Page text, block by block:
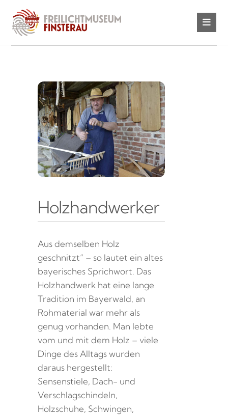
Holzhandwerker
Aus demselben Holz
geschnitzt“ – so lautet ein altes
bayerisches Sprichwort. Das
Holzhandwerk hat eine lange
Tradition im Bayerwald, an
Rohmaterial war mehr als
genug vorhanden. Man lebte
vom und mit dem Holz – viele
Dinge des Alltags wurden
daraus hergestellt:
Sensenstiele, Dach- und
Verschlagschindeln,
Holzschuhe, Schwingen,